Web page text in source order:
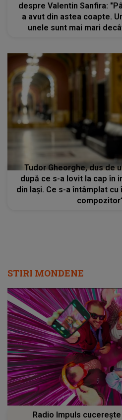
despre Valentin Sanfira:
a avut din astea coapte.
unele sunt mai mari
Tudor Gheorghe, dus de
după ce s-a lovit la cap în
din Iași. Ce s-a întâmplat
STIRI MONDENE
Radio Impuls